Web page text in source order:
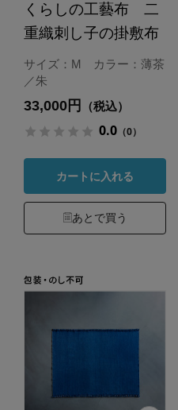
くらしの工藝布 二
重織刺し子の掛敷布
サイズ：M カラー：薄茶
／朱
33,000円 （税込）
0.0（0）
カートに入れる
あとで買う